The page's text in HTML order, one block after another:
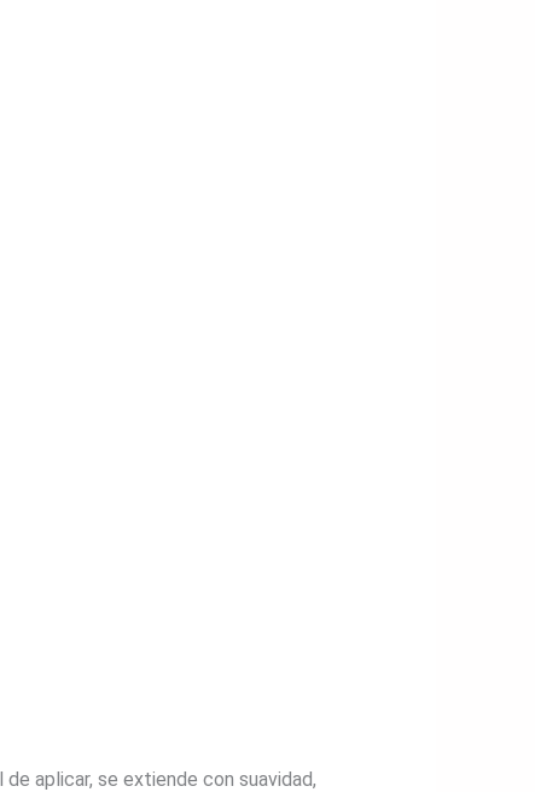
aplicar, se extiende con suavidad,